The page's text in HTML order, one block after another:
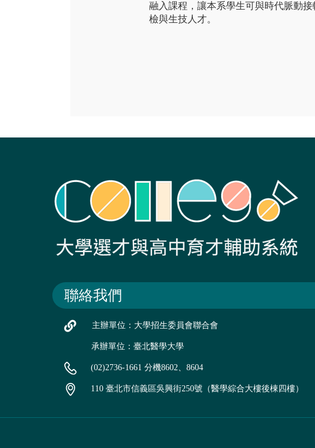
融入課程，讓本系學生可與時代脈動
檢與生技人才。
聯絡我們
主辦單位：大學招生委員會聯合會
承辦單位：臺北醫學大學
(02)2736-1661 分機8602、8604
110 臺北市信義區吳興街250號（醫學綜合大樓後棟四樓）